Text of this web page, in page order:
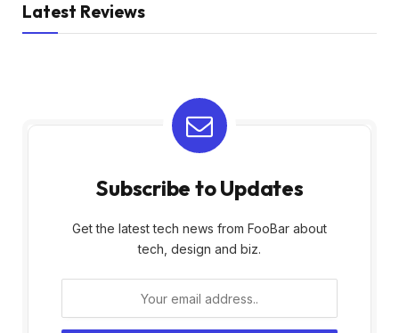
Latest Reviews
Subscribe to Updates
Get the latest tech news from FooBar about
tech, design and biz.